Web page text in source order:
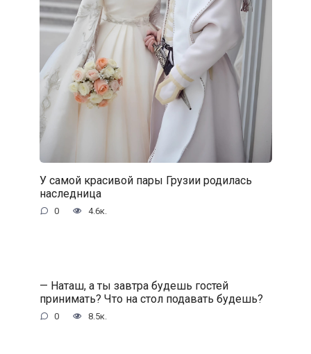
У самой красивой пары Грузии родилась
наследница
0 4.6к.
— Наташ, а ты завтра будешь гостей
принимать? Что на стол подавать будешь?
0 8.5к.